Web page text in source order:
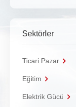
Sektörler
Ticari Pazar
Eğitim
Elektrik Gücü